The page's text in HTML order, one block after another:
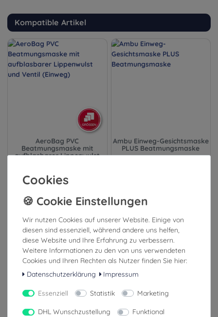
Kompatible Artikel
AeroBag PVC
Beatmungsmaske mit
aufblasbarer Lippenwulst
2,99 €
inkl. ges. MwSt.
1-3 Tage (Ausland: 4-8 Tage)
Ambu Einweg-Gesichtsmaske
PLUS Beatmungsmaske
inkl. ges. MwSt.
1-3 Tage (Ausland: 4-8 Tage)
Cookies
Wir nutzen Cookies auf unserer Website. Einige von
diesen sind essenziell, während andere uns helfen,
diese Website und Ihre Erfahrung zu verbessern.
Weitere Informationen zu den von uns verwendeten
Cookies und Ihren Rechten als Nutzer finden Sie hier:
Datenschutzerklärung
Impressum
Essenziell Statistik Marketing
DHL Wunschzustellung Funktional